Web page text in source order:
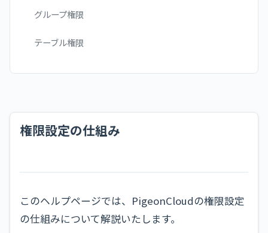
グループ権限
テーブル権限
権限設定の仕組み
このヘルプページでは、PigeonCloudの権限設定
の仕組みについて解説いたします。